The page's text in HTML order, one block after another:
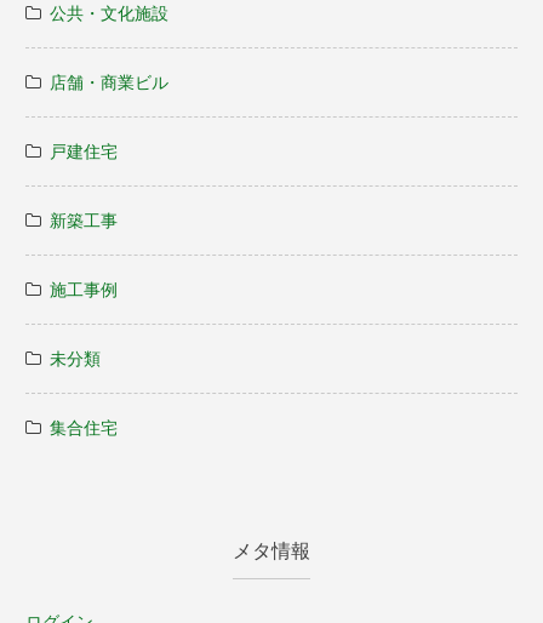
公共・文化施設
店舗・商業ビル
戸建住宅
新築工事
施工事例
未分類
集合住宅
メタ情報